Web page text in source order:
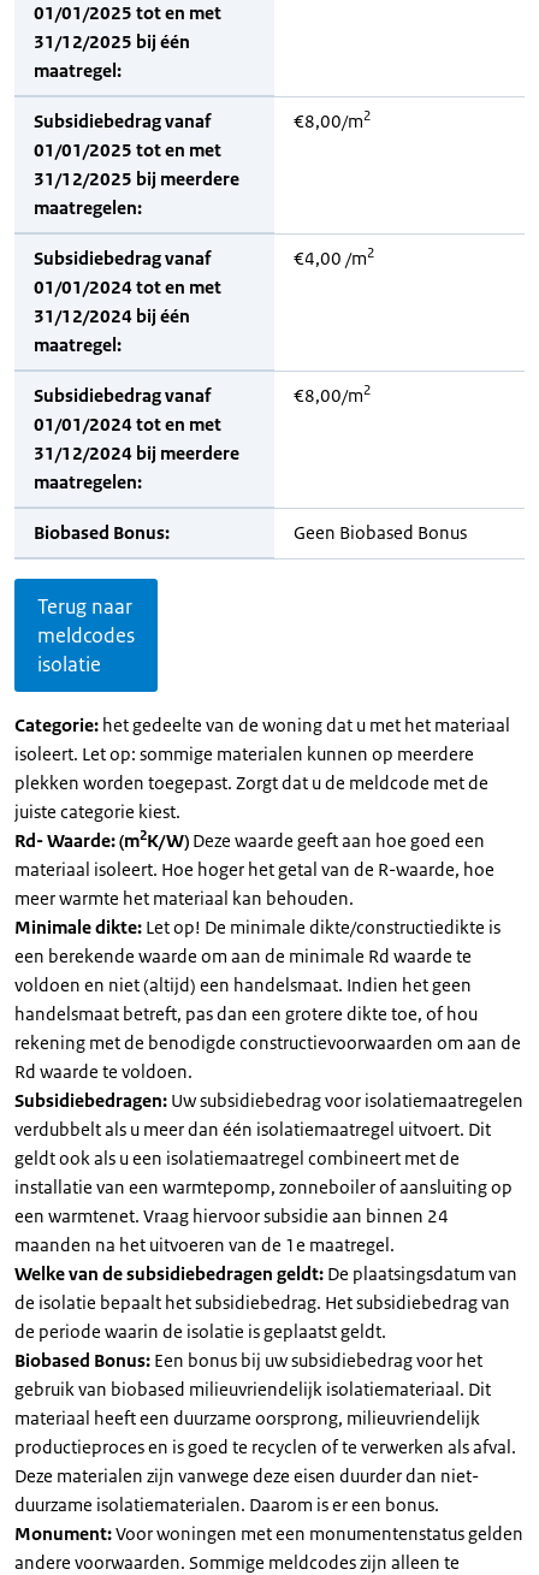
01/01/2025 tot en met
31/12/2025 bij één
maatregel:
Subsidiebedrag vanaf
01/01/2025 tot en met
31/12/2025 bij meerdere
maatregelen:
€8,00/m2
Subsidiebedrag vanaf
01/01/2024 tot en met
31/12/2024 bij één
maatregel:
€4,00 /m2
Subsidiebedrag vanaf
01/01/2024 tot en met
31/12/2024 bij meerdere
maatregelen:
€8,00/m2
Biobased Bonus: Geen Biobased Bonus
Terug naar
meldcodes
isolatie
Categorie: het gedeelte van de woning dat u met het materiaal
isoleert. Let op: sommige materialen kunnen op meerdere
plekken worden toegepast. Zorgt dat u de meldcode met de
juiste categorie kiest.
Rd- Waarde: (m2K/W) Deze waarde geeft aan hoe goed een
materiaal isoleert. Hoe hoger het getal van de R-waarde, hoe
meer warmte het materiaal kan behouden.
Minimale dikte: Let op! De minimale dikte/constructiedikte is
een berekende waarde om aan de minimale Rd waarde te
voldoen en niet (altijd) een handelsmaat. Indien het geen
handelsmaat betreft, pas dan een grotere dikte toe, of hou
rekening met de benodigde constructievoorwaarden om aan de
Rd waarde te voldoen.
Subsidiebedragen: Uw subsidiebedrag voor isolatiemaatregelen
verdubbelt als u meer dan één isolatiemaatregel uitvoert. Dit
geldt ook als u een isolatiemaatregel combineert met de
installatie van een warmtepomp, zonneboiler of aansluiting op
een warmtenet. Vraag hiervoor subsidie aan binnen 24
maanden na het uitvoeren van de 1e maatregel.
Welke van de subsidiebedragen geldt: De plaatsingsdatum van
de isolatie bepaalt het subsidiebedrag. Het subsidiebedrag van
de periode waarin de isolatie is geplaatst geldt.
Biobased Bonus: Een bonus bij uw subsidiebedrag voor het
gebruik van biobased milieuvriendelijk isolatiemateriaal. Dit
materiaal heeft een duurzame oorsprong, milieuvriendelijk
productieproces en is goed te recyclen of te verwerken als afval.
Deze materialen zijn vanwege deze eisen duurder dan niet-
duurzame isolatiematerialen. Daarom is er een bonus.
Monument:Voor woningen met een monumentenstatus gelden
andere voorwaarden. Sommige meldcodes zijn alleen te